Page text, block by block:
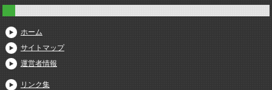
ホーム
サイトマップ
運営者情報
リンク集